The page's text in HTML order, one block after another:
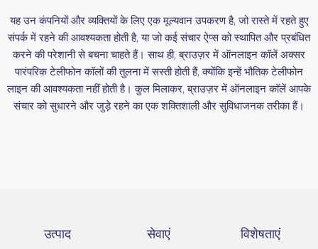
यह उन कंपनियों और व्यक्तियों के लिए एक मूल्यवान उपकरण है, जो रास्ते में रहते हुए
संपर्क में रहने की आवश्यकता होती है, या जो कई संचार ऐप्स को स्थापित और प्रबंधित
करने की परेशानी से बचना चाहते हैं। साथ ही, ब्राउज़र में ऑनलाइन कॉलें अक्सर
पारंपरिक टेलीफोन कॉलों की तुलना में सस्ती होती हैं, क्योंकि इन्हें भौतिक टेलीफोन
लाइन की आवश्यकता नहीं होती है। कुल मिलाकर, ब्राउज़र में ऑनलाइन कॉलें आपके
संचार को सुधारने और जुड़े रहने का एक शक्तिशाली और सुविधाजनक तरीका हैं।
उत्पाद सेवाएं विशेषताएं